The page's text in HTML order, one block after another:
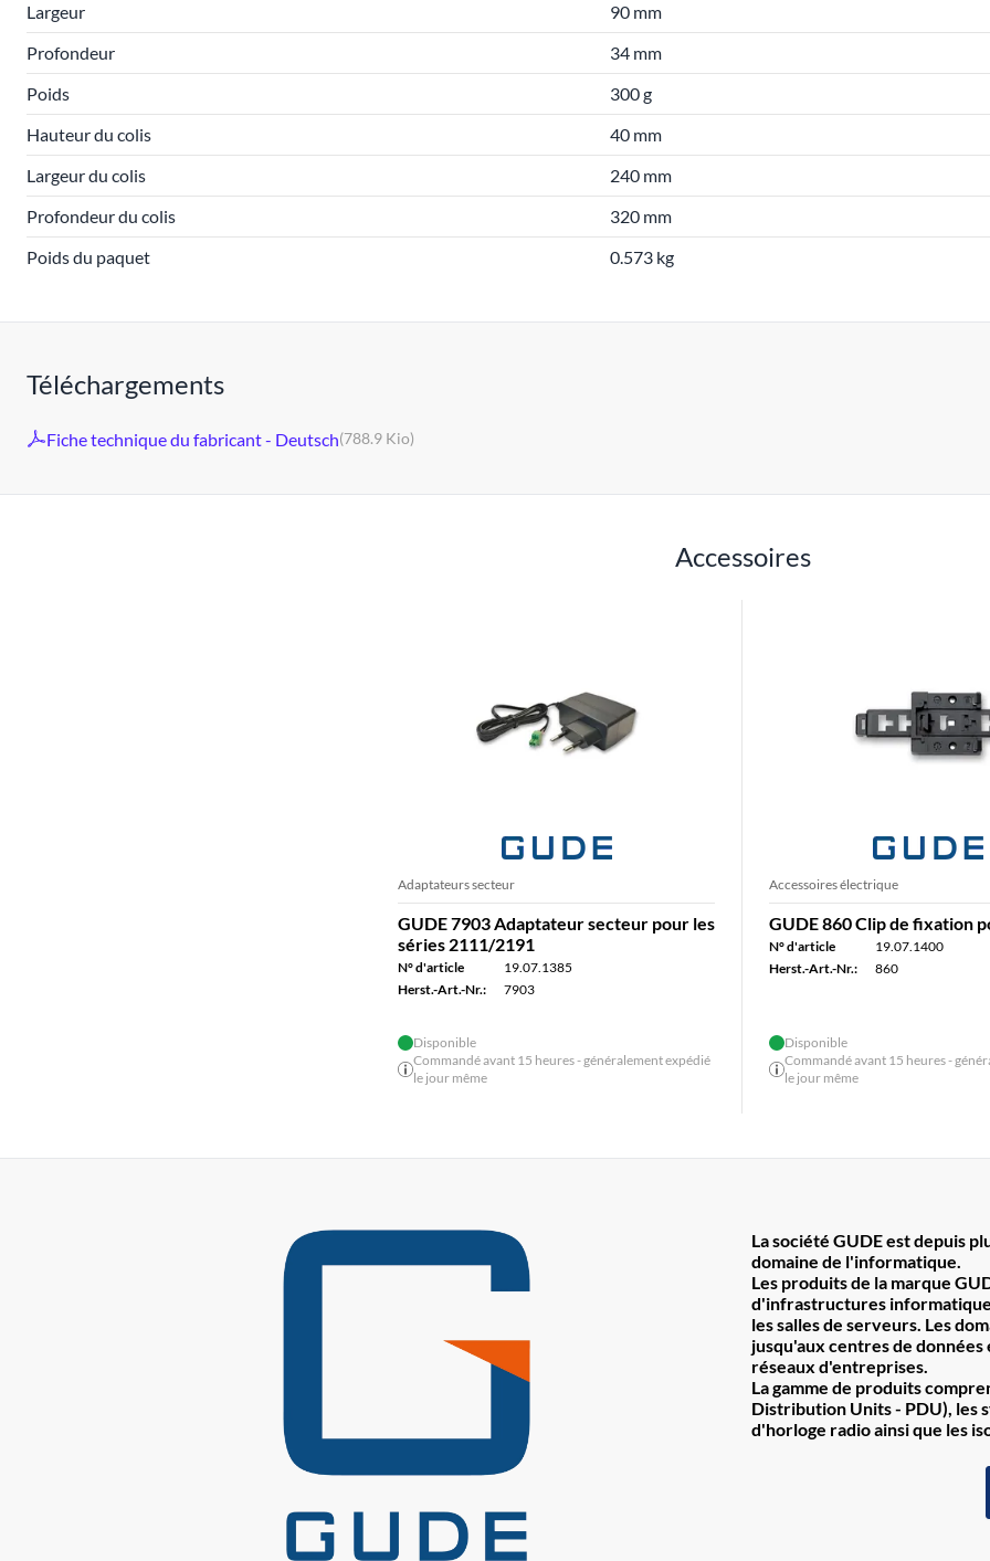
Largeur
90 mm
Profondeur
34 mm
Poids
300 g
Hauteur du colis
40 mm
Largeur du colis
240 mm
Profondeur du colis
320 mm
Poids du paquet
0.573 kg
Téléchargements
Fiche technique du fabricant - Deutsch(788.9 Kio)
Accessoires
Adaptateurs secteur
GUDE 7903 Adaptateur secteur pour les
séries 2111/2191
N° d'article
19.07.1385
Herst.-Art.-Nr.:
7903
Disponible
Commandé avant 15 heures - généralement expédié
le jour même
Accessoires électrique
GUDE 860 Clip de fixation
N° d'article
19.07.1400
Herst.-Art.-Nr.:
860
Disponible
Commandé avant 15 heures -
le jour même
La société GUDE est depuis
domaine de l'informatique.
Les produits de la marque
d'infrastructures
les salles de serveurs. Les
jusqu'aux centres de
réseaux d'entreprises.
La gamme de produits
Distribution Units - PDU), les
d'horloge radio ainsi que les